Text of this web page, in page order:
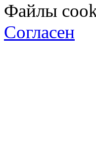
Файлы
Согласен